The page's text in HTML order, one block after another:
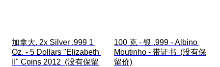
加拿大. 2x Silver .999 1
Oz. - 5 Dollars "Elizabeth
II" Coins 2012  (没有保留
100 克 - 银 .999 - Albino
Moutinho - 带证书  (没有保
留价)